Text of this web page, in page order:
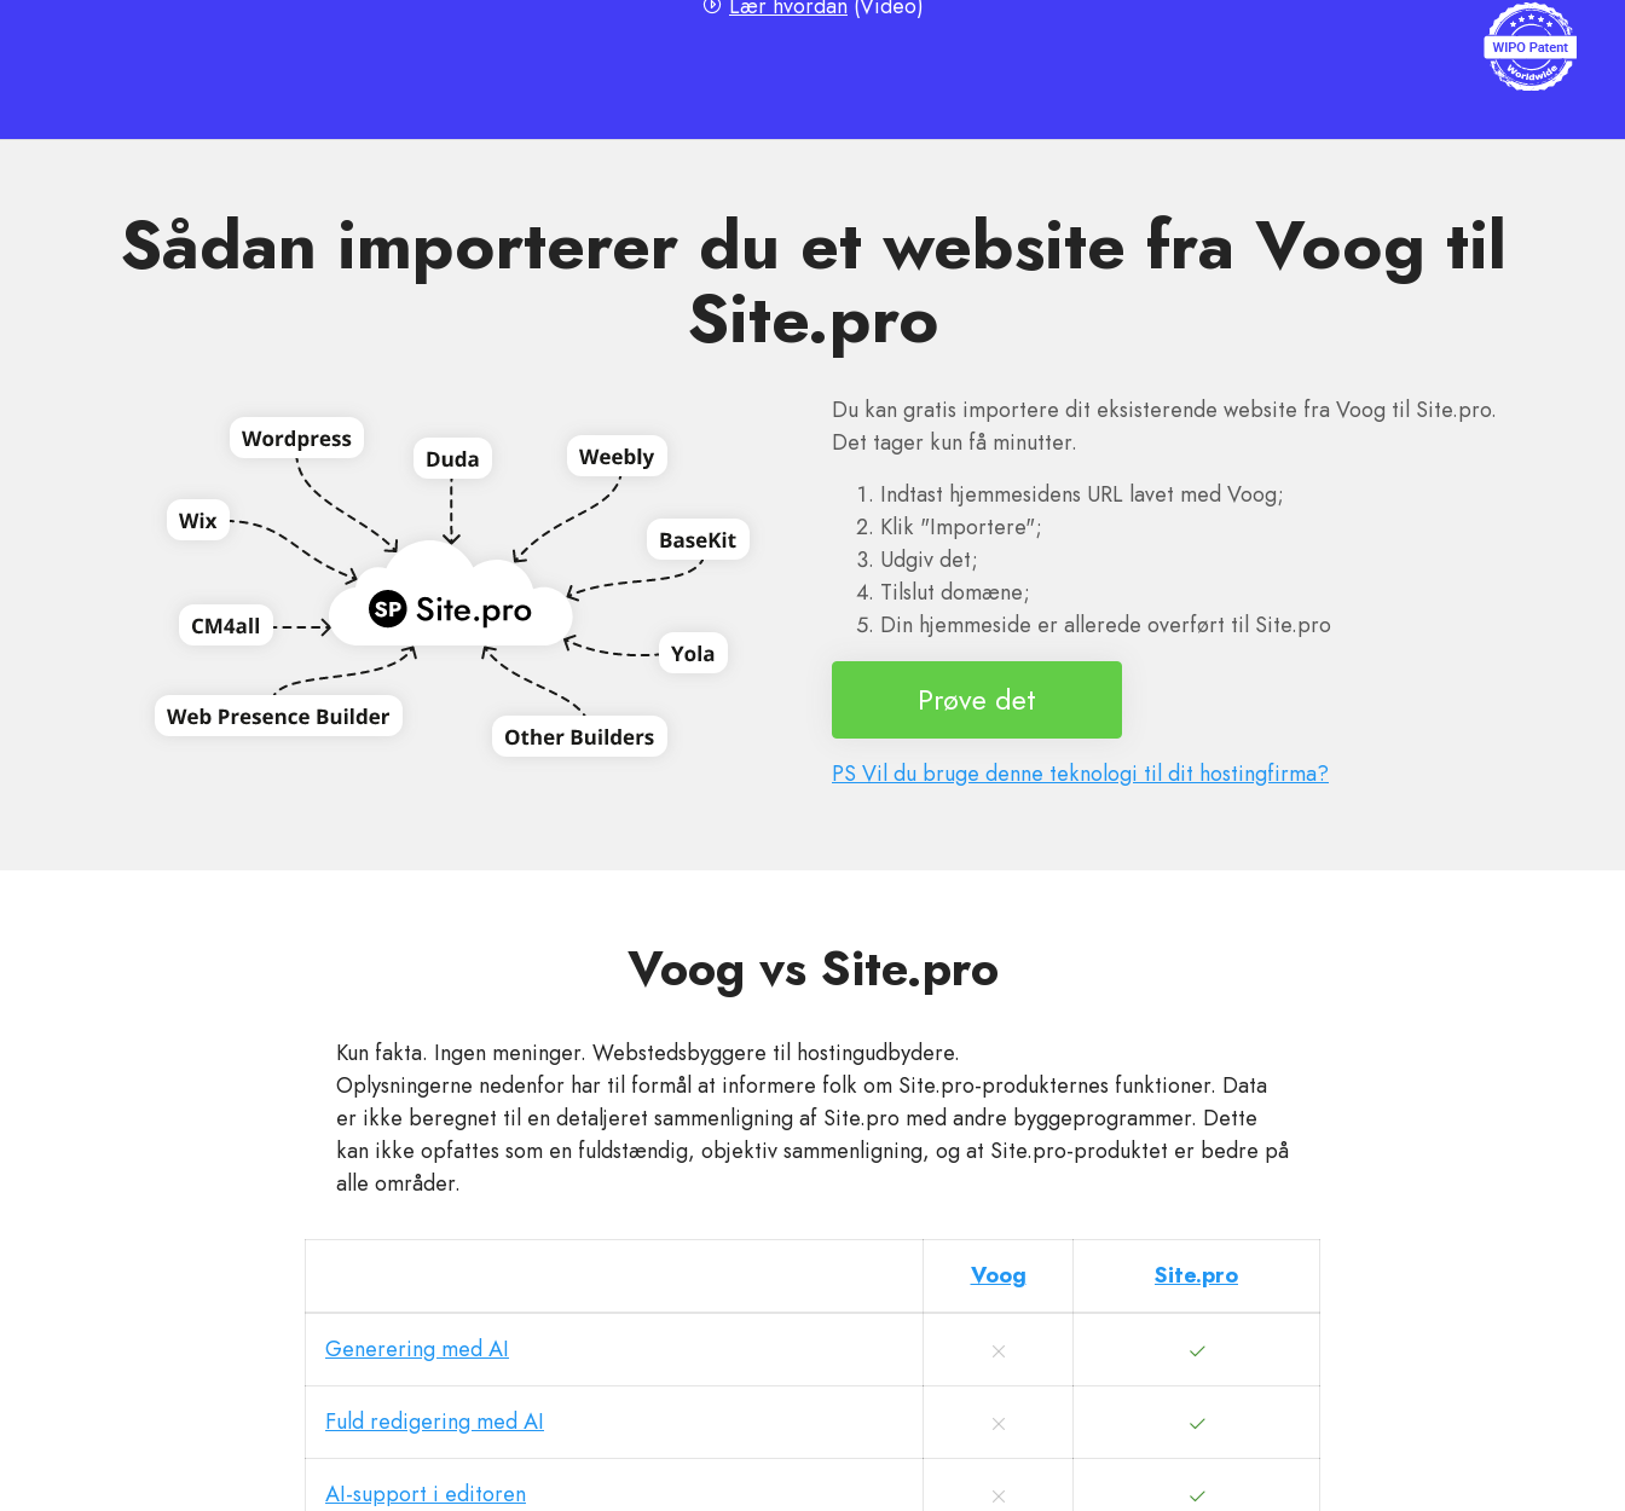
Sådan importerer du et website fra Voog til
Site.pro
Du kan gratis importere dit eksisterende website fra Voog til Site.pro.
Det tager kun få minutter.
Indtast hjemmesidens URL lavet med Voog;
Klik "Importere";
Udgiv det;
Tilslut domæne;
Din hjemmeside er allerede overført til Site.pro
Prøve det
PS Vil du bruge denne teknologi til dit hostingfirma?
Voog vs Site.pro
Kun fakta. Ingen meninger. Webstedsbyggere til hostingudbydere.
Oplysningerne nedenfor har til formål at informere folk om Site.pro-produkternes funktioner. Data
er ikke beregnet til en detaljeret sammenligning af Site.pro med andre byggeprogrammer. Dette
kan ikke opfattes som en fuldstændig, objektiv sammenligning, og at Site.pro-produktet er bedre på
alle områder.
Voog Site.pro
Generering med AI
Fuld redigering med AI
AI-support i editoren